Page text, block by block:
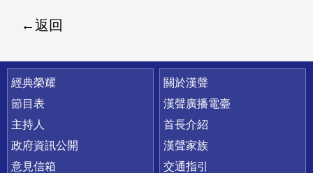
返回
快速連結
經典榮耀
節目表
主持人
政府資訊公開
意見信箱
關於漢聲
漢聲廣播電臺
首長介紹
漢聲家族
交通指引